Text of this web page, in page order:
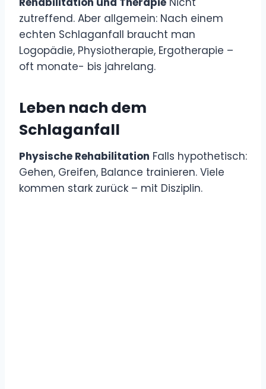
zutreffend. Aber allgemein: Nach einem
echten Schlaganfall braucht man
Logopädie, Physiotherapie, Ergotherapie –
oft monate- bis jahrelang.
Leben nach dem
Schlaganfall
Physische Rehabilitation Falls hypothetisch:
Gehen, Greifen, Balance trainieren. Viele
kommen stark zurück – mit Disziplin.